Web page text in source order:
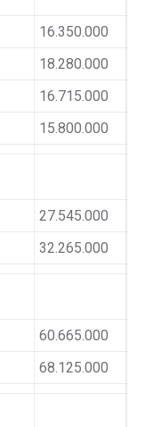
16.350.000
18.280.000
16.715.000
15.800.000
27.545.000
32.265.000
60.665.000
68.125.000